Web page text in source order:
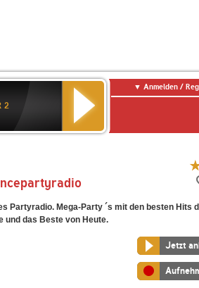
2
Anmelden /
Partyradio. Mega-Party ´s mit den besten Hits
und das Beste von Heute.
Jetzt